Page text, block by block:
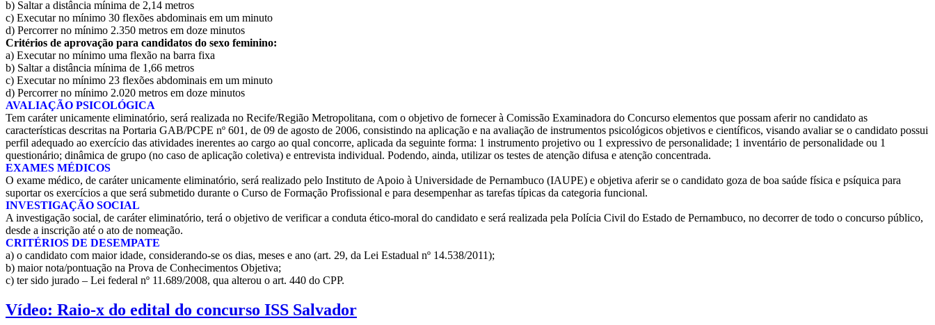
b) Saltar a distância mínima de 2,14 metros
c) Executar no mínimo 30 flexões abdominais em um minuto
d) Percorrer no mínimo 2.350 metros em doze minutos
Critérios de aprovação para candidatos do sexo feminino:
a) Executar no mínimo uma flexão na barra fixa
b) Saltar a distância mínima de 1,66 metros
c) Executar no mínimo 23 flexões abdominais em um minuto
d) Percorrer no mínimo 2.020 metros em doze minutos
AVALIAÇÃO PSICOLÓGICA
Tem caráter unicamente eliminatório, será realizada no Recife/Região Metropolitana, com o objetivo de fornecer à Comissão Examinadora do Concurso elementos que possam aferir no candidato as
características descritas na Portaria GAB/PCPE nº 601, de 09 de agosto de 2006, consistindo na aplicação e na avaliação de instrumentos psicológicos objetivos e científicos, visando avaliar se o candidato possui
perfil adequado ao exercício das atividades inerentes ao cargo ao qual concorre, aplicada da seguinte forma: 1 instrumento projetivo ou 1 expressivo de personalidade; 1 inventário de personalidade ou 1
questionário; dinâmica de grupo (no caso de aplicação coletiva) e entrevista individual. Podendo, ainda, utilizar os testes de atenção difusa e atenção concentrada.
EXAMES MÉDICOS
O exame médico, de caráter unicamente eliminatório, será realizado pelo Instituto de Apoio à Universidade de Pernambuco (IAUPE) e objetiva aferir se o candidato goza de boa saúde física e psíquica para
suportar os exercícios a que será submetido durante o Curso de Formação Profissional e para desempenhar as tarefas típicas da categoria funcional.
INVESTIGAÇÃO SOCIAL
A investigação social, de caráter eliminatório, terá o objetivo de verificar a conduta ético-moral do candidato e será realizada pela Polícia Civil do Estado de Pernambuco, no decorrer de todo o concurso público,
desde a inscrição até o ato de nomeação.
CRITÉRIOS DE DESEMPATE
a) o candidato com maior idade, considerando-se os dias, meses e ano (art. 29, da Lei Estadual nº 14.538/2011);
b) maior nota/pontuação na Prova de Conhecimentos Objetiva;
c) ter sido jurado – Lei federal nº 11.689/2008, qua alterou o art. 440 do CPP.
Vídeo: Raio-x do edital do concurso ISS Salvador